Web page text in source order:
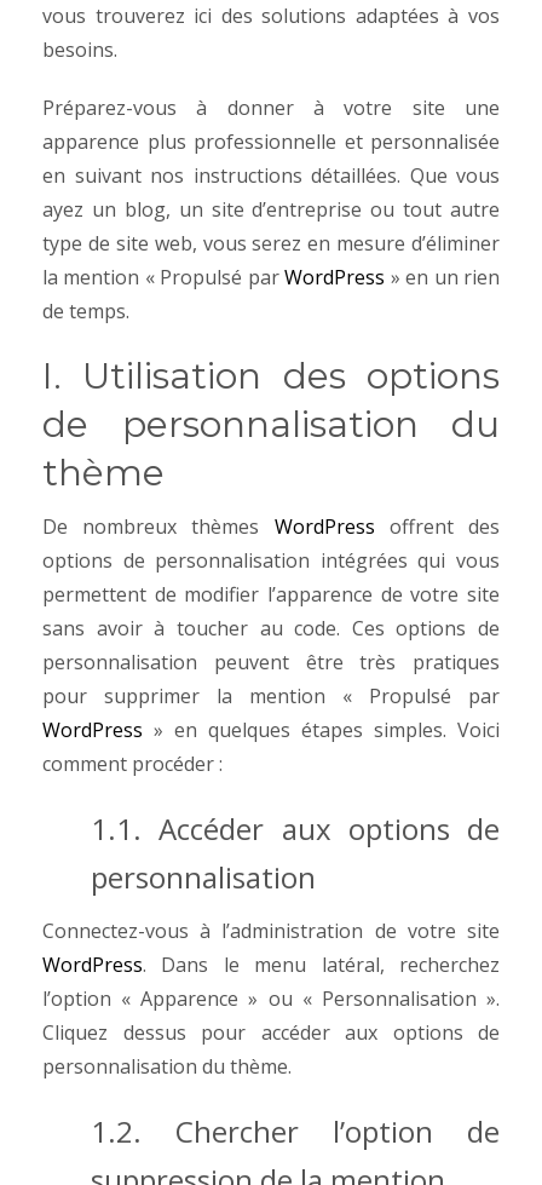
vous trouverez ici des solutions adaptées à vos
besoins.
Préparez-vous à donner à votre site une
apparence plus professionnelle et personnalisée
en suivant nos instructions détaillées. Que vous
ayez un blog, un site d’entreprise ou tout autre
type de site web, vous serez en mesure d’éliminer
la mention « Propulsé parWordPress » en un rien
de temps.
I. Utilisation des options
de personnalisation du
thème
De nombreux thèmes WordPress offrent des
options de personnalisation intégrées qui vous
permettent de modifier l’apparence de votre site
sans avoir à toucher au code. Ces options de
personnalisation peuvent être très pratiques
pour supprimer la mention « Propulsé par
WordPress » en quelques étapes simples. Voici
comment procéder :
1.1. Accéder aux options de
personnalisation
Connectez-vous à l’administration de votre site
WordPress. Dans le menu latéral, recherchez
l’option « Apparence » ou « Personnalisation ».
Cliquez dessus pour accéder aux options de
personnalisation du thème.
1.2. Chercher l’option de